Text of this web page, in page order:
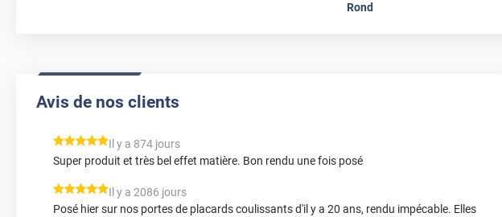
Rond
Avis de nos clients
*****
Il y a 874 jours
Super produit et très bel effet matière. Bon rendu une fois posé
*****
Il y a 2086 jours
Posé hier sur nos portes de placards coulissants d'il y a 20 ans, rendu impécable. Elles